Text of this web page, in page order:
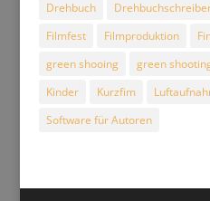
Drehbuch
Filmfest
Filmproduktion
green shooing
green
Kinder
Kurzfim
Software für Autoren